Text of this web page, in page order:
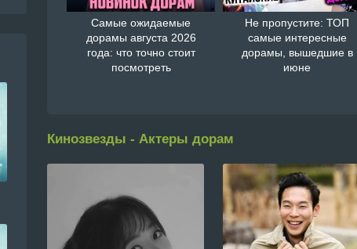
Самые ожидаемые
дорамы августа 2026
года: что точно стоит
посмотреть
Не пропустите: ТОП
самые интересные
дорамы, вышедшие в
июне
Кинозвезды - Актеры дорам